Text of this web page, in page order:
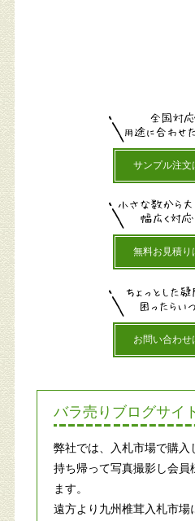
サンプル注文
無料お見積り
お問い合わせ
バラ売りブログサイ
弊社では、入札市場で購入
持ち帰って写真撮影し会員
ます。
遠方より九州椎茸入札市場